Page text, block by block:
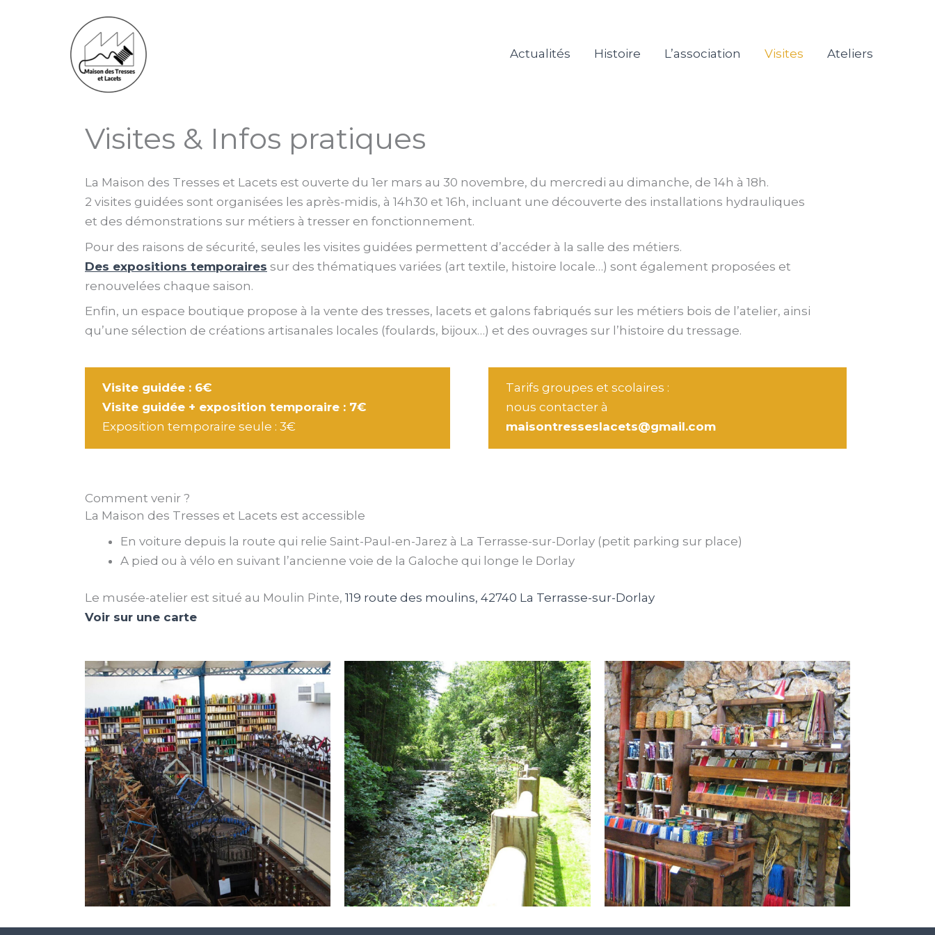
Actualités Histoire L’association Visites Ateliers
Visites & Infos pratiques
La Maison des Tresses et Lacets est ouverte du 1er mars au 30 novembre, du mercredi au dimanche, de 14h à 18h.
2 visites guidées sont organisées les après-midis, à 14h30 et 16h, incluant une découverte des installations hydrauliques
et des démonstrations sur métiers à tresser en fonctionnement.
Pour des raisons de sécurité, seules les visites guidées permettent d’accéder à la salle des métiers.
Des expositions temporaires sur des thématiques variées (art textile, histoire locale…) sont également proposées et
renouvelées chaque saison.
Enfin, un espace boutique propose à la vente des tresses, lacets et galons fabriqués sur les métiers bois de l’atelier, ainsi
qu’une sélection de créations artisanales locales (foulards, bijoux…) et des ouvrages sur l’histoire du tressage.
Visite guidée : 6€
Visite guidée + exposition temporaire : 7€
Exposition temporaire seule : 3€
Tarifs groupes et scolaires :
nous contacter à
maisontresseslacets@gmail.com
Comment venir ?
La Maison des Tresses et Lacets est accessible
En voiture depuis la route qui relie Saint-Paul-en-Jarez à La Terrasse-sur-Dorlay (petit parking sur place)
A pied ou à vélo en suivant l’ancienne voie de la Galoche qui longe le Dorlay
Le musée-atelier est situé au Moulin Pinte, 119 route des moulins, 42740 La Terrasse-sur-Dorlay
Voir sur une carte